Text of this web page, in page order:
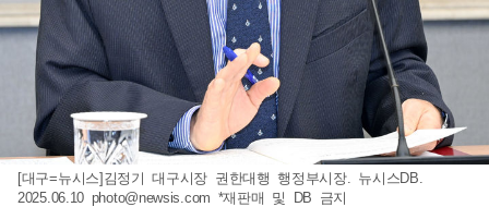
[대구=뉴시스]김정기 대구시장 권한대행 행정부시장. 뉴시스DB.
2025.06.10 photo@newsis.com *재판매 및 DB 금지